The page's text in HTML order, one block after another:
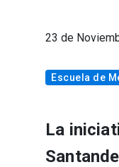
23 de
Escuela de
La